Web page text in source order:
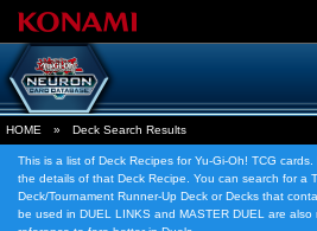
HOME » Deck Search Results
This is a list of Deck Recipes for Yu-Gi-Oh! TCG
the details of that Deck Recipe. You can search for a
Deck/Tournament Runner-Up Deck or Decks that
be used in DUEL LINKS and MASTER DUEL are